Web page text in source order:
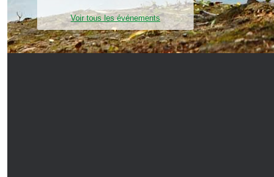
Voir tous les événements